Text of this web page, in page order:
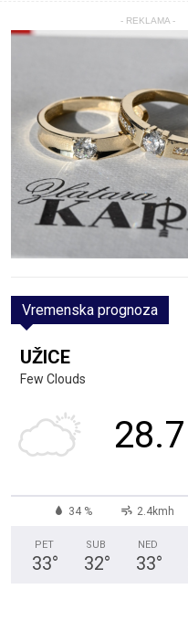
- REKLAMA -
Vremenska prognoza
UŽICE
Few Clouds
28.7
34 % 2.4kmh
PET
33°
SUB
32°
NED
33°